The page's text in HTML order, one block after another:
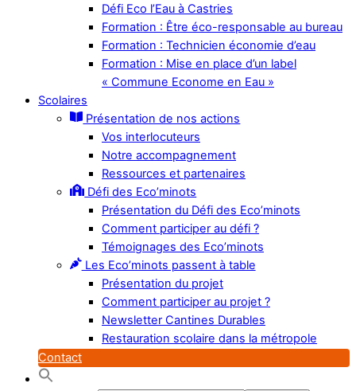
Défi Eco l’Eau à Castries
Formation : Être éco-responsable au bureau
Formation : Technicien économie d’eau
Formation : Mise en place d’un label
« Commune Econome en Eau »
Scolaires
Présentation de nos actions
Vos interlocuteurs
Notre accompagnement
Ressources et partenaires
Défi des Eco’minots
Présentation du Défi des Eco’minots
Comment participer au défi ?
Témoignages des Eco’minots
Les Eco’minots passent à table
Présentation du projet
Comment participer au projet ?
Newsletter Cantines Durables
Restauration scolaire dans la métropole
Contact